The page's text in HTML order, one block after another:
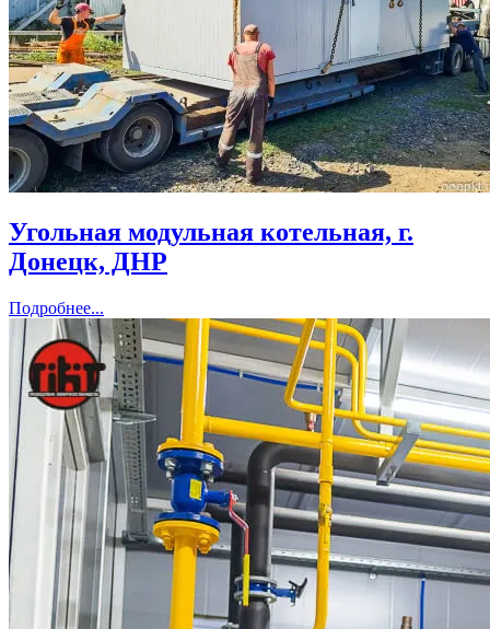
Угольная модульная котельная, г.
Донецк, ДНР
Подробнее...